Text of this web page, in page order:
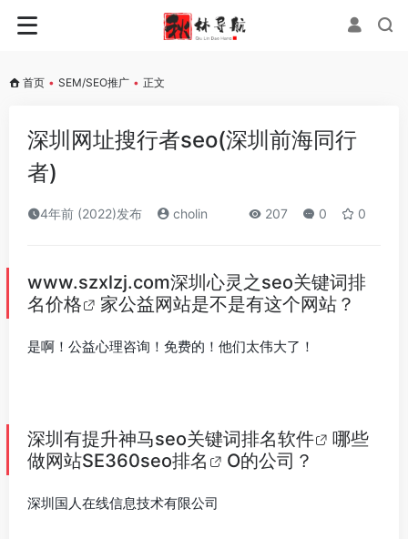
首页 • SEM/SEO推广 • 正文
深圳网址搜行者seo(深圳前海同行
者)
4年前 (2022)发布 cholin 207 0 0
www.szxlzj.com深圳心灵之seo关键词排
名价格
家公益网站是不是有这个网站？
是啊！公益心理咨询！免费的！他们太伟大了！
深圳有提升神马seo关键词排名软件
哪些
做网站SE360seo排名 O的公司？
深圳国人在线信息技术有限公司